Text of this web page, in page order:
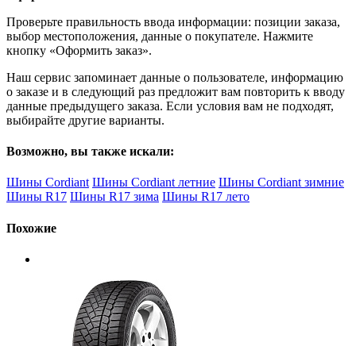
Проверьте правильность ввода информации: позиции заказа,
выбор местоположения, данные о покупателе. Нажмите
кнопку «Оформить заказ».
Наш сервис запоминает данные о пользователе, информацию
о заказе и в следующий раз предложит вам повторить к вводу
данные предыдущего заказа. Если условия вам не подходят,
выбирайте другие варианты.
Возможно, вы также искали:
Шины Cordiant Шины Cordiant летние Шины Cordiant зимние
Шины R17 Шины R17 зима Шины R17 лето
Похожие